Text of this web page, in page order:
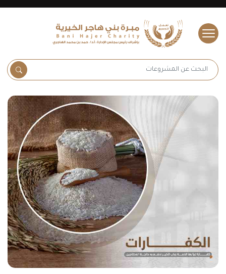
البحث عن المشروعات